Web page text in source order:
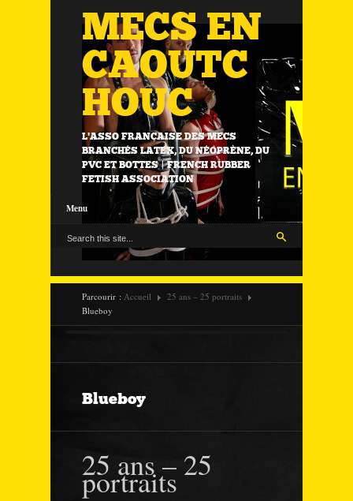
MECS EN
CAOUTC
HOUC
L'ASSO FRANÇAISE DES MECS
BRANCHÉS LATEX, DU NÉOPRÈNE, DU
PVC ET BOTTES | FRENCH RUBBER
FETISH ASSOCIATION
Menu
Parcourir : Accueil
25 ans – 25 portraits
Blueboy
Blueboy
25 ans – 25
portraits